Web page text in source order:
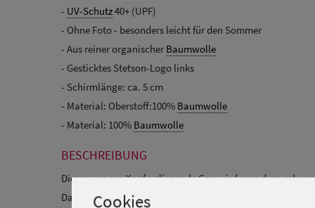
- UV-Schutz40+ (UPF)
- Ohne Foto - besonders leicht für den Sommer
- Aus reiner organischer Baumwolle
- Gesticktes Stetson-Logo links
- Schirmlänge: ca. 5 cm
- Material: Oberstoff:100% Baumwolle
- Material: 100% Baumwolle
BESCHREIBUNG
Dieses eng am Kopf anliegende Cap wird vom dem
Das weiche Innenband steigert den Tragekomfort.
Cookies